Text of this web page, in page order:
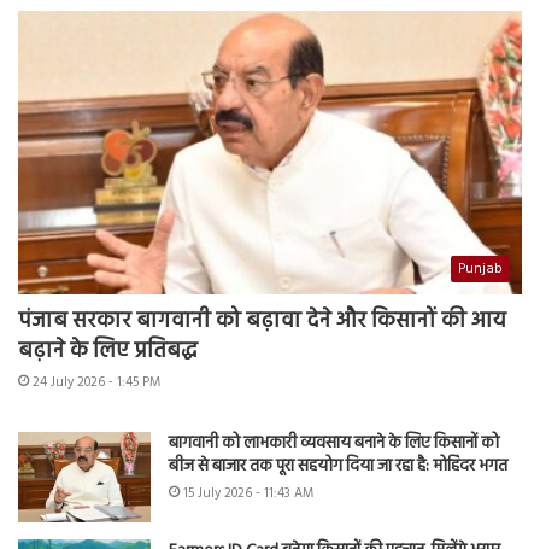
Punjab
पंजाब सरकार बागवानी को बढ़ावा देने और किसानों की आय
बढ़ाने के लिए प्रतिबद्ध
24 July 2026 - 1:45 PM
बागवानी को लाभकारी व्यवसाय बनाने के लिए किसानों को
बीज से बाजार तक पूरा सहयोग दिया जा रहा है: मोहिंदर भगत
15 July 2026 - 11:43 AM